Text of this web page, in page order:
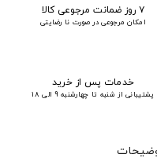
۷ روز ضمانت مرجوعی کالا
امکان مرجوعی در صورت نا رضایتی
خدمات پس از خرید
پشتیبانی از شنبه تا چهارشنبه 9 الی 18